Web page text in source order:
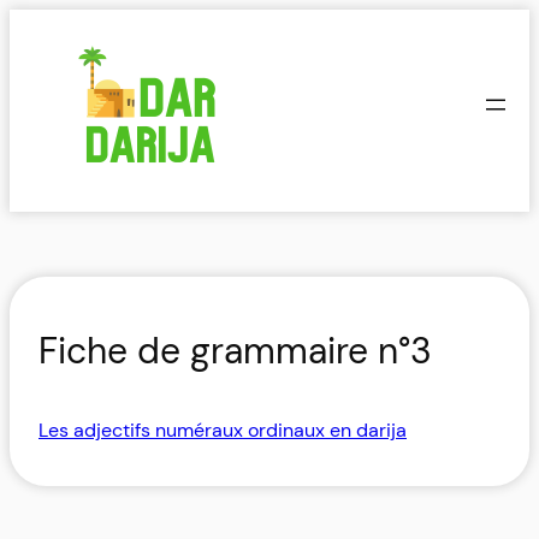
Fiche de grammaire n°3
Les adjectifs numéraux ordinaux en darija